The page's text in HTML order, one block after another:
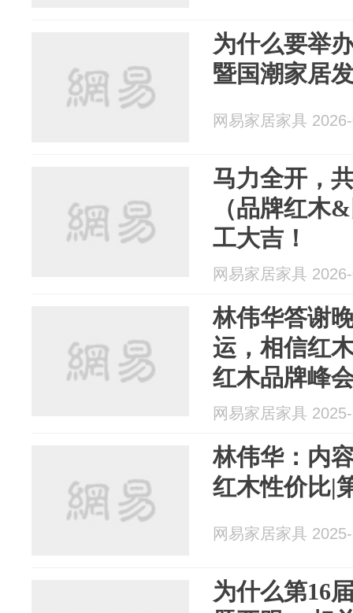
为什么要举
暨国潮家居
网易家居家具
马力全开，
（品牌红木
工大吉！
网易家居家具
林伟华答谢
运，相信红
红木品牌峰
网易家居家具
林伟华：内
红木性价比|
网易家居家具
为什么第16